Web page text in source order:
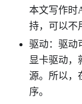
本文写作时
持，可以不
驱动：驱动
显卡驱动，
源。所以，
序。